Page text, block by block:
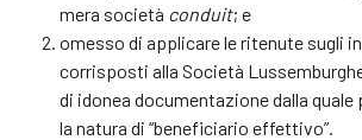
mera società conduit; e
omesso di applicare le ritenute sugli
corrisposti alla Società
di idonea documentazione dalla
la natura di “beneficiario effettivo”.